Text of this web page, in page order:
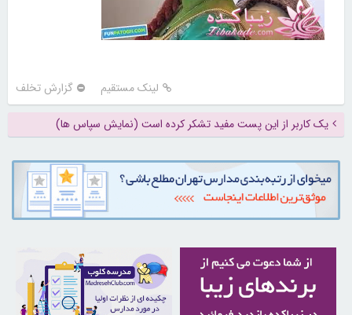
لینک مستقیم گزارش تخلف
یک کاربر از این پست مفید تشکر کرده است (نمایش سپاس ها)